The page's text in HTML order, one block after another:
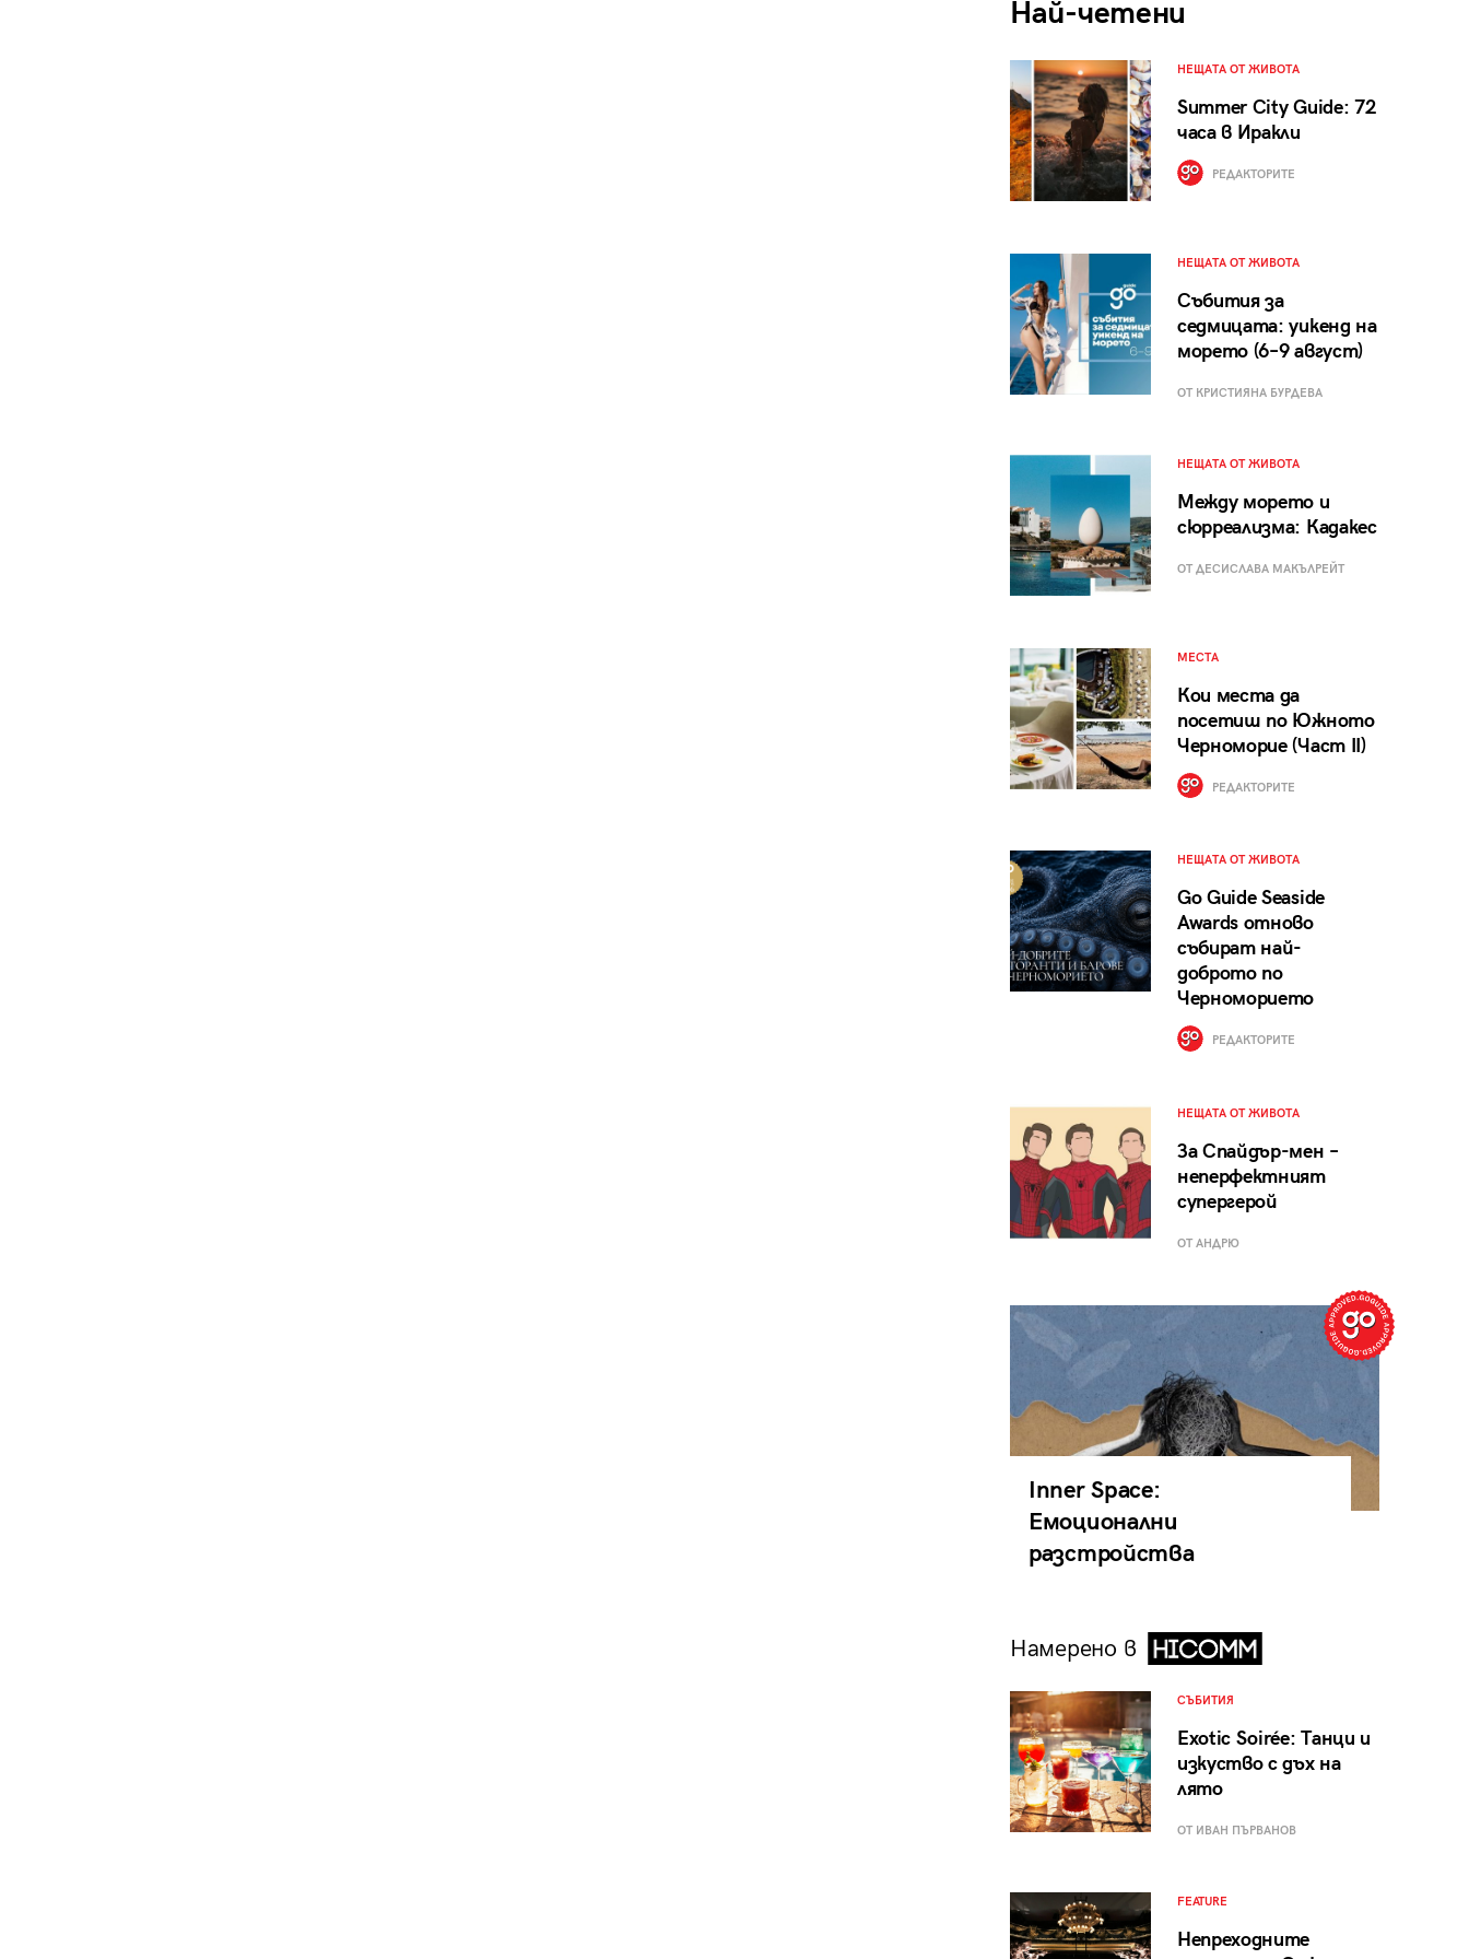
Най-четени
НЕЩАТА ОТ ЖИВОТА
Summer City Guide: 72
часа в Иракли
РЕДАКТОРИТЕ
НЕЩАТА ОТ ЖИВОТА
Събития за
седмицата: уикенд на
морето (6–9 август)
ОТ КРИСТИЯНА БУРДЕВА
НЕЩАТА ОТ ЖИВОТА
Между морето и
сюрреализма: Кадакес
ОТ ДЕСИСЛАВА МАКЪЛРЕЙТ
МЕСТА
Кои места да
посетиш по Южното
Черноморие (Част II)
РЕДАКТОРИТЕ
НЕЩАТА ОТ ЖИВОТА
Go Guide Seaside
Awards отново
събират най-
доброто по
Черноморието
РЕДАКТОРИТЕ
НЕЩАТА ОТ ЖИВОТА
За Спайдър-мен –
неперфектният
супергерой
ОТ АНДРЮ
Inner Space:
Емоционални
разстройства
Намерено в
СЪБИТИЯ
Exotic Soirée: Танци и
изкуство с дъх на
лято
ОТ ИВАН ПЪРВАНОВ
FEATURE
Непреходните